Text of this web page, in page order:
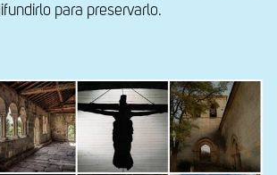
para preservarlo.